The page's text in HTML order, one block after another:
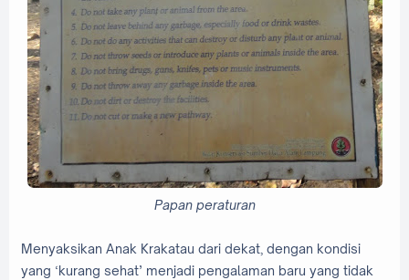
Papan peraturan
Menyaksikan Anak Krakatau dari dekat, dengan kondisi
yang ‘kurang sehat’ menjadi pengalaman baru yang tidak